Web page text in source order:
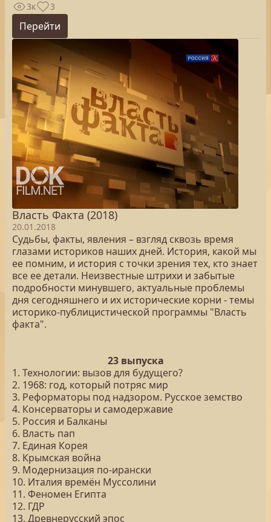
3к 3
Перейти
Власть Факта (2018)
20.01.2018
Судьбы, факты, явления – взгляд сквозь время
глазами историков наших дней. История, какой мы
ее помним, и история с точки зрения тех, кто знает
все ее детали. Неизвестные штрихи и забытые
подробности минувшего, актуальные проблемы
дня сегодняшнего и их исторические корни - темы
историко-публицистической программы "Власть
факта".
23 выпуска
1. Технологии: вызов для будущего?
2. 1968: год, который потряс мир
3. Реформаторы под надзором. Русское земство
4. Консерваторы и самодержавие
5. Россия и Балканы
6. Власть пап
7. Единая Корея
8. Крымская война
9. Модернизация по-ирански
10. Италия времён Муссолини
11. Феномен Египта
12. ГДР
13. Древнерусский эпос